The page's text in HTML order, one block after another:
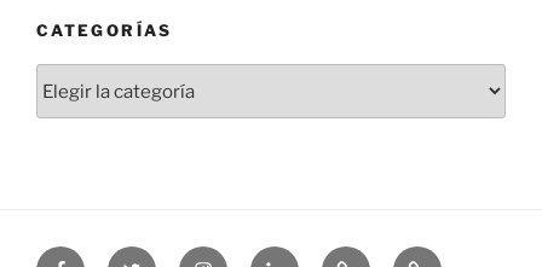
CATEGORÍAS
FacebookTwitter InstagramLinkedinThreadsBluesky